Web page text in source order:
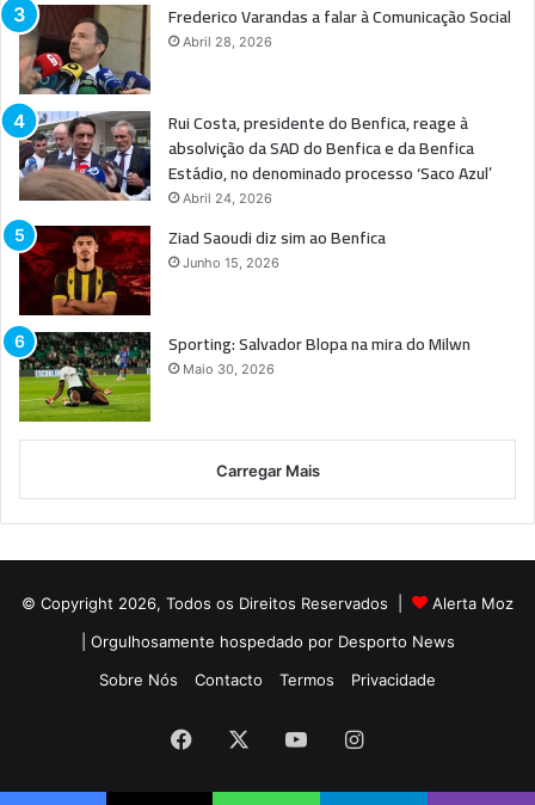
Frederico Varandas a falar à Comunicação Social
Abril 28, 2026
Rui Costa, presidente do Benfica, reage à
absolvição da SAD do Benfica e da Benfica
Estádio, no denominado processo ‘Saco Azul’
Abril 24, 2026
Ziad Saoudi diz sim ao Benfica
Junho 15, 2026
Sporting: Salvador Blopa na mira do Milwn
Maio 30, 2026
Carregar Mais
© Copyright 2026, Todos os Direitos Reservados |
Alerta Moz
| Orgulhosamente hospedado por Desporto News
Sobre Nós
Contacto Termos Privacidade
Facebook YouTubeInstagram